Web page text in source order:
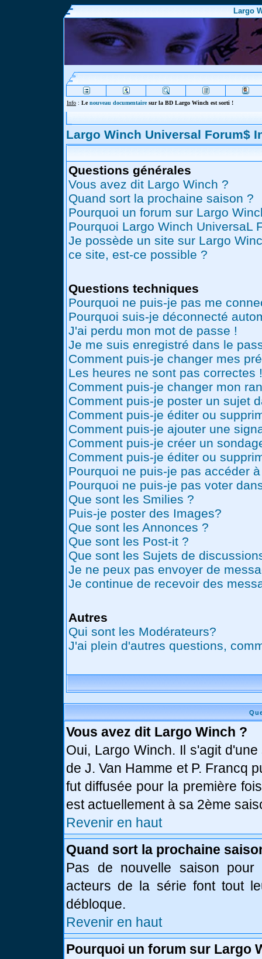
Largo
Info : Lenouveau documentairesur la BD Largo Winch est sorti !
Largo Winch Universal Forum$
Questions générales
Vous avez dit Largo Winch ?
Quand sort la prochaine saison ?
Pourquoi un forum sur Largo
Pourquoi Largo Winch UniversaL
Je possède un site sur Largo
ce site, est-ce possible ?
Questions techniques
Pourquoi ne puis-je pas me
Pourquoi suis-je déconnecté
J'ai perdu mon mot de passe !
Je me suis enregistré dans le
Comment puis-je changer mes
Les heures ne sont pas correctes !
Comment puis-je changer mon
Comment puis-je poster un sujet
Comment puis-je éditer ou
Comment puis-je ajouter une
Comment puis-je créer un
Comment puis-je éditer ou
Pourquoi ne puis-je pas accéder
Pourquoi ne puis-je pas voter
Que sont les Smilies ?
Puis-je poster des Images?
Que sont les Annonces ?
Que sont les Post-it ?
Que sont les Sujets de
Je ne peux pas envoyer de
Je continue de recevoir des
Autres
Qui sont les Modérateurs?
J'ai plein d'autres questions,
Vous avez dit Largo Winch ?
Oui, Largo Winch. Il s'agit
de J. Van Hamme et P. Francq
fut diffusée pour la première
est actuellement à sa 2ème
Revenir en haut
Quand sort la prochaine
Pas de nouvelle saison pour
acteurs de la série font tout
débloque.
Revenir en haut
Pourquoi un forum sur Largo